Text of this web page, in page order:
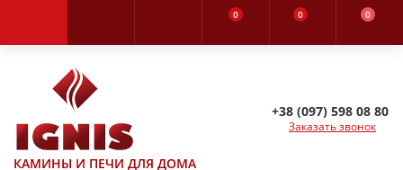
0 0 0
КАМИНЫ И ПЕЧИ ДЛЯ ДОМА
+38 (097) 598 08 80
Заказать звонок